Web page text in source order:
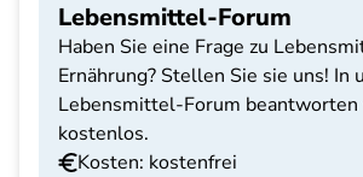
Lebensmittel-Forum
Haben Sie eine Frage zu
Ernährung? Stellen Sie sie uns! In
Lebensmittel-Forum beantworten
kostenlos.
Kosten: kostenfrei